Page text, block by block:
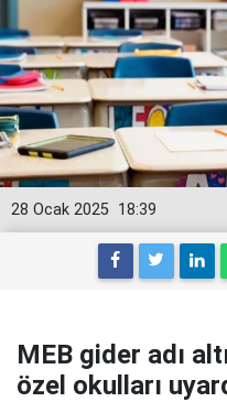
18:39
28 Ocak 2025
MEB gider adı
özel okulları